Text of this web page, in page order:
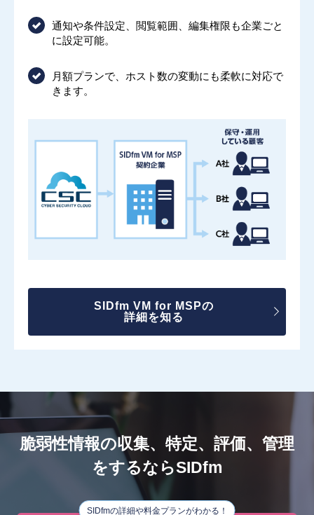
通知や条件設定、閲覧範囲、編集権限も企業ごと
に設定可能。
月額プランで、ホスト数の変動にも柔軟に対応で
きます。
SIDfm VM for MSPの
詳細を知る
脆弱性情報の収集、特定、評価、管理
をするならSIDfm
SIDfmの詳細や料金プランがわかる！